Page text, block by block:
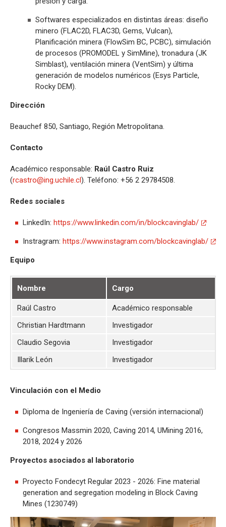
Softwares especializados en distintas áreas: diseño
minero (FLAC2D, FLAC3D, Gems, Vulcan),
Planificación minera (FlowSim BC, PCBC), simulación
de procesos (PROMODEL y SimMine), tronadura (JK
Simblast), ventilación minera (VentSim) y última
generación de modelos numéricos (Esys Particle,
Rocky DEM).
Dirección
Beauchef 850, Santiago, Región Metropolitana.
Contacto
Académico responsable: Raúl Castro Ruiz
(rcastro@ing.uchile.cl). Teléfono: +56 2 29784508.
Redes sociales
LinkedIn: https://www.linkedin.com/in/blockcavinglab/
Instragram: https://www.instagram.com/blockcavinglab/
Equipo
Nombre Cargo
Raúl Castro Académico responsable
Christian Hardtmann
Investigador
Claudio Segovia
Investigador
Illarik León
Investigador
Vinculación con el Medio
Diploma de Ingeniería de Caving (versión internacional)
Congresos Massmin 2020, Caving 2014, UMining 2016,
2018, 2024 y 2026
Proyectos asociados al laboratorio
Proyecto Fondecyt Regular 2023 - 2026: Fine material
generation and segregation modeling in Block Caving
Mines (1230749)